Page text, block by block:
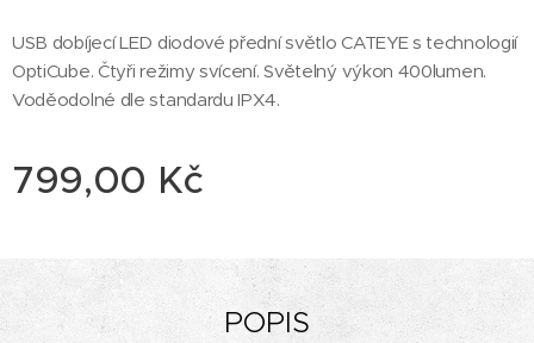
USB dobíjecí LED diodové přední světlo CATEYE s technologií
OptiCube. Čtyři režimy svícení. Světelný výkon 400lumen.
Voděodolné dle standardu IPX4.
799,00 Kč
POPIS